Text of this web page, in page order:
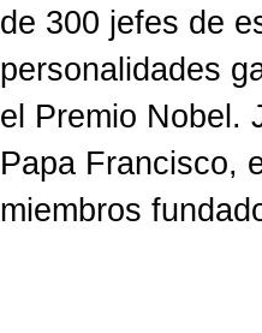
de 300 jefes de
personalidades
el Premio Nobel.
Papa Francisco,
miembros